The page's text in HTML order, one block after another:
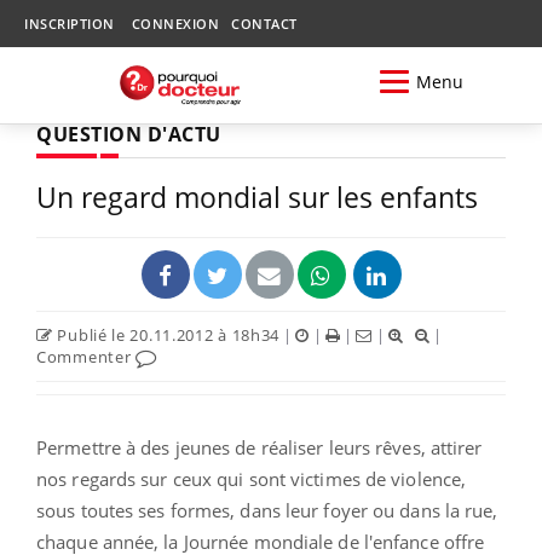
INSCRIPTION CONNEXION CONTACT
Menu
QUESTION D'ACTU
Un regard mondial sur les enfants
Publié le 20.11.2012 à 18h34 | | | |
|
Commenter
Permettre à des jeunes de réaliser leurs rêves, attirer
nos regards sur ceux qui sont victimes de violence,
sous toutes ses formes, dans leur foyer ou dans la rue,
chaque année, la Journée mondiale de l'enfance offre